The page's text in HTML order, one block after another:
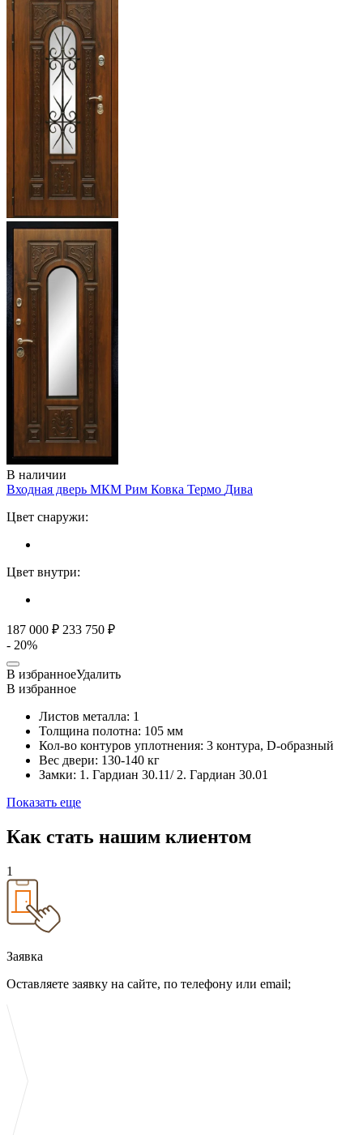
В наличии
Входная дверь МКМ Рим Ковка Термо Дива
Цвет снаружи:
Цвет внутри:
187 000 ₽ 233 750 ₽
- 20%
В избранноеУдалить
В избранное
Листов металла: 1
Толщина полотна: 105 мм
Кол-во контуров уплотнения: 3 контура, D-образный
Вес двери: 130-140 кг
Замки: 1. Гардиан 30.11/ 2. Гардиан 30.01
Показать еще
Как стать нашим клиентом
1
Заявка
Оставляете заявку на сайте, по телефону или email;